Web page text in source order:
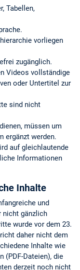
Tabellen,
vorliegen
zugänglich.
Videos vollständige
oder Untertitel zur
sind nicht
müssen um
ergänzt werden.
auf gleichlautende
Informationen
Inhalte
und
nicht gänzlich
wurde vor dem 23.
daher nicht dem
Inhalte wie
(PDF-Dateien), die
derzeit noch nicht